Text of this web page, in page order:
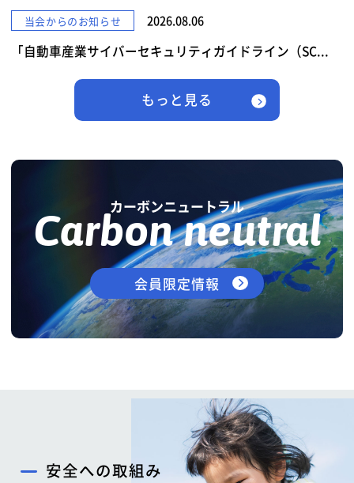
当会からのお知らせ 2026.08.06
「自動車産業サイバーセキュリティガイドライン（SC...
もっと見る
カーボンニュートラル
Carbon neutral
会員限定情報
安全への取組み